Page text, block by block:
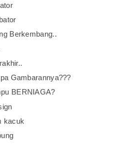
Berkembang..
Gambarannya???
BERNIAGA?
kacuk